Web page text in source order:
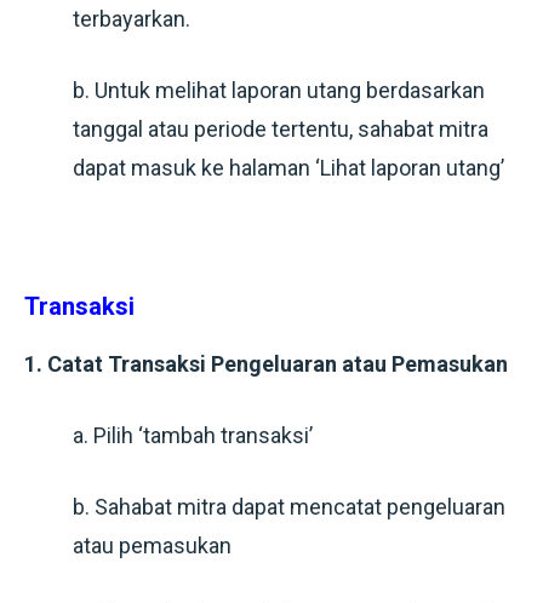
terbayarkan.
b. Untuk melihat laporan utang berdasarkan
tanggal atau periode tertentu, sahabat mitra
dapat masuk ke halaman ‘Lihat laporan utang’
Transaksi
1. Catat Transaksi Pengeluaran atau Pemasukan
a. Pilih ‘tambah transaksi’
b. Sahabat mitra dapat mencatat pengeluaran
atau pemasukan